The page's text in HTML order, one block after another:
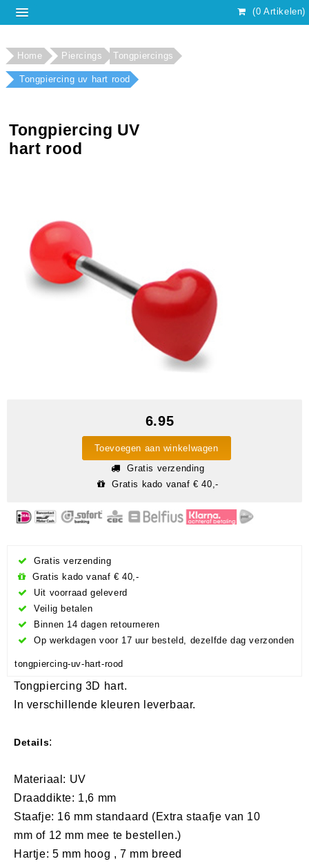
(0 Artikelen)
Home Piercings Tongpiercings
Tongpiercing uv hart rood
Tongpiercing UV
hart rood
6.95
Toevoegen aan winkelwagen
Gratis verzending
Gratis kado vanaf € 40,-
Gratis verzending
Gratis kado vanaf € 40,-
Uit voorraad geleverd
Veilig betalen
Binnen 14 dagen retourneren
Op werkdagen voor 17 uur besteld, dezelfde dag verzonden
tongpiercing-uv-hart-rood
Tongpiercing 3D hart.
In verschillende kleuren leverbaar.
Details:
Materiaal: UV
Draaddikte: 1,6 mm
Staafje: 16 mm standaard (Extra staafje van 10
mm of 12 mm mee te bestellen.)
Hartje: 5 mm hoog , 7 mm breed